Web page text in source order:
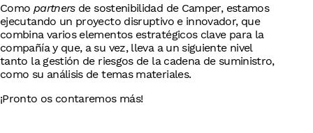
Como partnersde sostenibilidad de Camper, estamos
ejecutando un proyecto disruptivo e innovador, que
combina varios elementos estratégicos clave para la
compañía y que, a su vez, lleva a un siguiente nivel
tanto la gestión de riesgos de la cadena de suministro,
como su análisis de temas materiales.
¡Pronto os contaremos más!